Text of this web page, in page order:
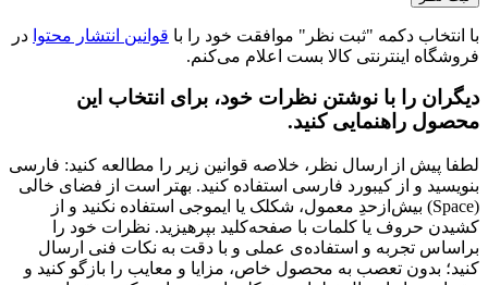
با انتخاب دکمه "ثبت نظر" موافقت خود را با قوانین انتشار محتوا در
فروشگاه اینترنتی کالا بست اعلام می‌کنم.
دیگران را با نوشتن نظرات خود، برای انتخاب این
محصول راهنمایی کنید.
لطفا پیش از ارسال نظر، خلاصه قوانین زیر را مطالعه کنید: فارسی
بنویسید و از کیبورد فارسی استفاده کنید. بهتر است از فضای خالی
(Space) بیش‌از‌حدِ معمول، شکلک یا ایموجی استفاده نکنید و از
کشیدن حروف یا کلمات با صفحه‌کلید بپرهیزید. نظرات خود را
براساس تجربه و استفاده‌ی عملی و با دقت به نکات فنی ارسال
کنید؛ بدون تعصب به محصول خاص، مزایا و معایب را بازگو کنید و